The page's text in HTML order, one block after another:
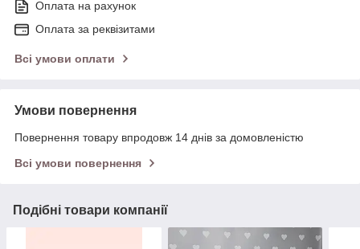
Оплата на рахунок
Оплата за реквізитами
Всі умови оплати
Умови повернення
Повернення товару впродовж 14 днів за домовленістю
Всі умови повернення
Подібні товари компанії